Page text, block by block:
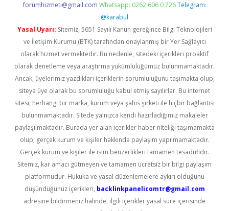
forumhizmeti@gmail.com Whatsapp: 0262 606 0 726 Telegram:
@karabul
Yasal Uyarı: Sitemiz, 5651 Sayılı Kanun gereğince Bilgi Teknolojileri
ve İletişim Kurumu (BTK) tarafından onaylanmış bir Yer Sağlayıcı
olarak hizmet vermektedir. Bu nedenle, sitedeki içerikleri proaktif
olarak denetleme veya araştırma yükümlülüğümüz bulunmamaktadır.
Ancak, üyelerimiz yazdıkları içeriklerin sorumluluğunu taşımakta olup,
siteye üye olarak bu sorumluluğu kabul etmiş sayılırlar. Bu internet
sitesi, herhangi bir marka, kurum veya şahıs şirketi ile hiçbir bağlantısı
bulunmamaktadır. Sitede yalnızca kendi hazırladığımız makaleler
paylaşılmaktadır. Burada yer alan içerikler haber niteliği taşımamakta
olup, gerçek kurum ve kişiler hakkında paylaşım yapılmamaktadır.
Gerçek kurum ve kişiler ile isim benzerlikleri tamamen tesadüfidir.
Sitemiz, kar amacı gütmeyen ve tamamen ücretsiz bir bilgi paylaşım
platformudur. Hukuka ve yasal düzenlemelere aykırı olduğunu
düşündüğünüz içerikleri, backlinkpanelicomtr@gmail.com
adresine bildirmeniz halinde, ilgili içerikler yasal süre içerisinde